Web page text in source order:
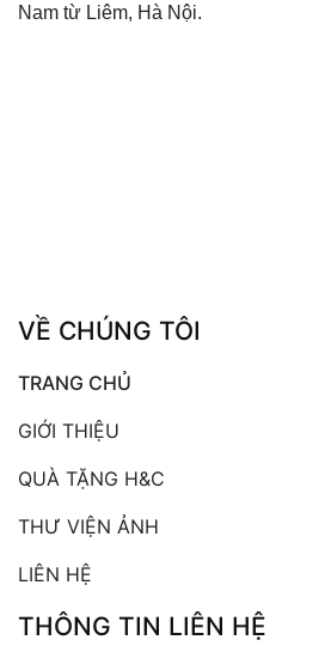
Nam từ Liêm, Hà Nội.
VỀ CHÚNG TÔI
TRANG CHỦ
GIỚI THIỆU
QUÀ TẶNG H&C
THƯ VIỆN ẢNH
LIÊN HỆ
THÔNG TIN LIÊN HỆ